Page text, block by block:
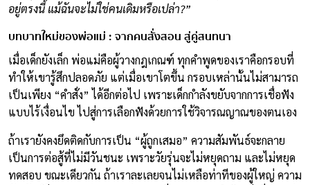
อยู่ตรงนี้ แม้ฉันจะไม่ใช่คนเดิมหรือเปล่า?”
บทบาทใหม่ของพ่อแม่ : จากคนสั่งสอน สู่คู่สนทนา
เมื่อเด็กยังเล็ก พ่อแม่คือผู้วางกฎเกณฑ์ ทุกคำพูดของเราคือกรอบที่
ทำให้เขารู้สึกปลอดภัย แต่เมื่อเขาโตขึ้น กรอบเหล่านั้นไม่สามารถ
เป็นเพียง “คำสั่ง” ได้อีกต่อไป เพราะเด็กกำลังขยับจากการเชื่อฟัง
แบบไร้เงื่อนไข ไปสู่การเลือกฟังด้วยการใช้วิจารณญาณของตนเอง
ถ้าเรายังคงยึดติดกับการเป็น “ผู้ถูกเสมอ” ความสัมพันธ์จะกลาย
เป็นการต่อสู้ที่ไม่มีวันชนะ เพราะวัยรุ่นจะไม่หยุดถาม และไม่หยุด
ทดสอบ ขณะเดียวกัน ถ้าเราละเลยจนไม่เหลือท่าทีของผู้ใหญ่ ความ